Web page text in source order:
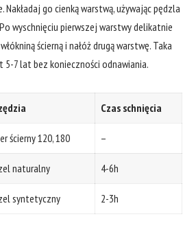
Nakładaj go cienką warstwą, używając pędzla
wyschnięciu pierwszej warstwy⁣ delikatnie‌
ścierną i ‌nałóż ‌drugą warstwę. Taka
5-7 lat ⁣bez konieczności odnawiania.
Czas⁣ schnięcia
ścierny 120, 180 –
naturalny 4-6h
syntetyczny 2-3h